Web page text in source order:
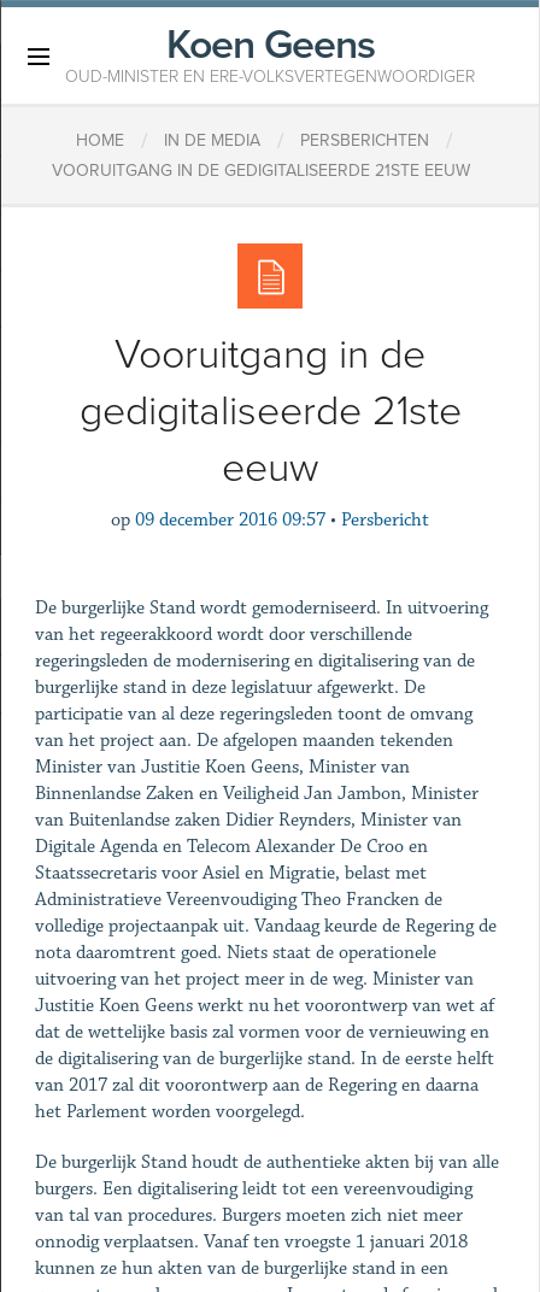
Koen Geens
OUD-MINISTER EN ERE-VOLKSVERTEGENWOORDIGER
HOME / IN DE MEDIA / PERSBERICHTEN /
VOORUITGANG IN DE GEDIGITALISEERDE 21STE EEUW
Vooruitgang in de
gedigitaliseerde 21ste
eeuw
op 09 december 2016 09:57 • Persbericht
De burgerlijke Stand wordt gemoderniseerd. In uitvoering
van het regeerakkoord wordt door verschillende
regeringsleden de modernisering en digitalisering van de
burgerlijke stand in deze legislatuur afgewerkt. De
participatie van al deze regeringsleden toont de omvang
van het project aan. De afgelopen maanden tekenden
Minister van Justitie Koen Geens, Minister van
Binnenlandse Zaken en Veiligheid Jan Jambon, Minister
van Buitenlandse zaken Didier Reynders, Minister van
Digitale Agenda en Telecom Alexander De Croo en
Staatssecretaris voor Asiel en Migratie, belast met
Administratieve Vereenvoudiging Theo Francken de
volledige projectaanpak uit. Vandaag keurde de Regering de
nota daaromtrent goed. Niets staat de operationele
uitvoering van het project meer in de weg. Minister van
Justitie Koen Geens werkt nu het voorontwerp van wet af
dat de wettelijke basis zal vormen voor de vernieuwing en
de digitalisering van de burgerlijke stand. In de eerste helft
van 2017 zal dit voorontwerp aan de Regering en daarna
het Parlement worden voorgelegd.
De burgerlijk Stand houdt de authentieke akten bij van alle
burgers. Een digitalisering leidt tot een vereenvoudiging
van tal van procedures. Burgers moeten zich niet meer
onnodig verplaatsen. Vanaf ten vroegste 1 januari 2018
kunnen ze hun akten van de burgerlijke stand in een